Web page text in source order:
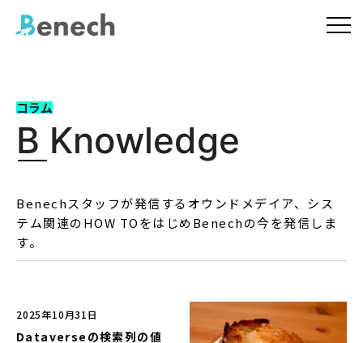
コラム
B Knowledge
Benechスタッフが発信するオウンドメデイア、シス
テム関連のHOW TOをはじめBenechの今を発信しま
す。
2025年10月31日
Dataverseの検索列の値